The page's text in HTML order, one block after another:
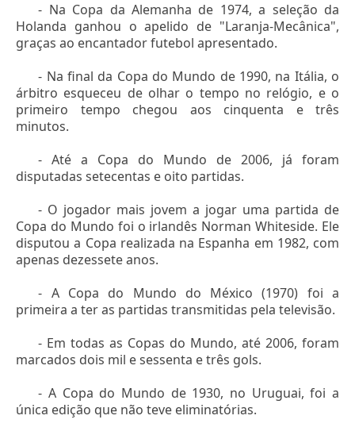
- Na Copa da Alemanha de 1974, a seleção da
Holanda ganhou o apelido de "Laranja-Mecânica",
graças ao encantador futebol apresentado.
- Na final da Copa do Mundo de 1990, na Itália, o
árbitro esqueceu de olhar o tempo no relógio, e o
primeiro tempo chegou aos cinquenta e três
minutos.
- Até a Copa do Mundo de 2006, já foram
disputadas setecentas e oito partidas.
- O jogador mais jovem a jogar uma partida de
Copa do Mundo foi o irlandês Norman Whiteside. Ele
disputou a Copa realizada na Espanha em 1982, com
apenas dezessete anos.
- A Copa do Mundo do México (1970) foi a
primeira a ter as partidas transmitidas pela televisão.
- Em todas as Copas do Mundo, até 2006, foram
marcados dois mil e sessenta e três gols.
- A Copa do Mundo de 1930, no Uruguai, foi a
única edição que não teve eliminatórias.